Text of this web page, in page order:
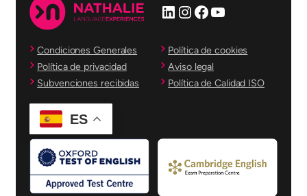
LinkedIn
Instagram
Facebook
YouTube
Condiciones Generales
Política de cookies
Política de privacidad
Aviso legal
Subvenciones recibidas
Política de Calidad ISO
ES